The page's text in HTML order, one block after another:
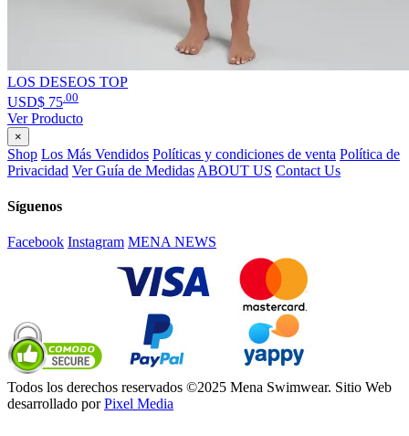
LOS DESEOS TOP
USD$ 75 .00
Ver Producto
×
Shop Los Más Vendidos Políticas y condiciones de venta Política de
Privacidad Ver Guía de Medidas ABOUT US Contact Us
Síguenos
Facebook Instagram MENA NEWS
Todos los derechos reservados ©2025 Mena Swimwear. Sitio Web
desarrollado porPixel Media